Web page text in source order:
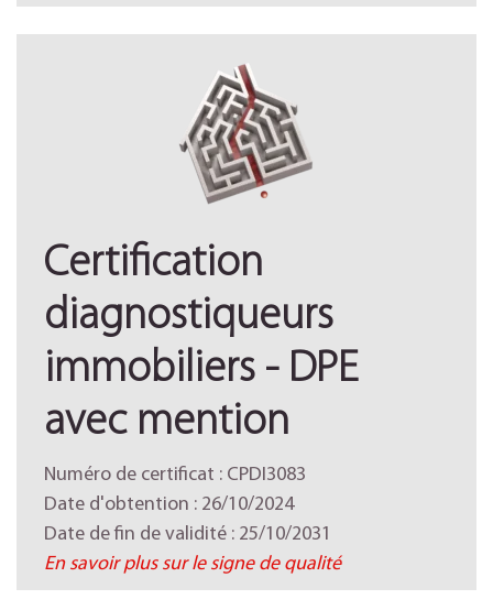
Certification
diagnostiqueurs
immobiliers - DPE
avec mention
Numéro de certificat : CPDI3083
Date d'obtention : 26/10/2024
Date de fin de validité : 25/10/2031
En savoir plus sur le signe de qualité